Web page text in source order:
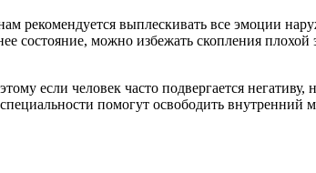
выплескивать все эмоции
можно избежать скопления плохой
человек часто подвергается негативу,
помогут освободить